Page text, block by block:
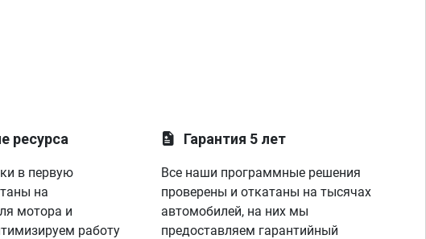
ресурса
в первую
на
мотора и
работу
Гарантия 5 лет
Все наши программные решения
проверены и откатаны на тысячах
автомобилей, на них мы
предоставляем гарантийный